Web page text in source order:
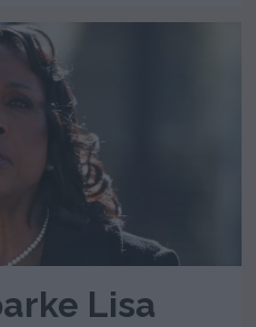
Lisa